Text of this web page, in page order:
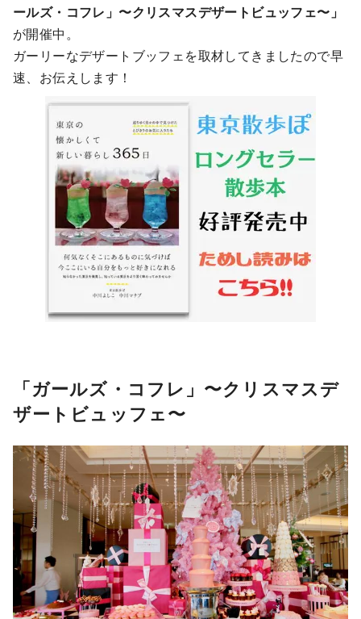
ールズ・コフレ」〜クリスマスデザートビュッフェ〜」
が開催中。
ガーリーなデザートブッフェを取材してきましたので早
速、お伝えします！
「ガールズ・コフレ」〜クリスマスデ
ザートビュッフェ〜